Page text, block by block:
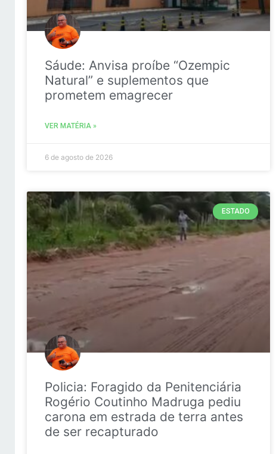
Sáude: Anvisa proíbe “Ozempic
Natural” e suplementos que
prometem emagrecer
VER MATÉRIA »
6 de agosto de 2026
ESTADO
Policia: Foragido da Penitenciária
Rogério Coutinho Madruga pediu
carona em estrada de terra antes
de ser recapturado